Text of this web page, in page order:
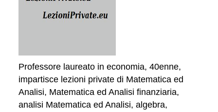
Professore laureato in economia, 40enne,
impartisce lezioni private di Matematica ed
Analisi, Matematica ed Analisi finanziaria,
analisi Matematica ed Analisi, algebra,